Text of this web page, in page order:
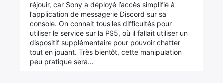
réjouir, car Sony a déployé l’accès simplifié à
l’application de messagerie Discord sur sa
console. On connait tous les difficultés pour
utiliser le service sur la PS5, où il fallait utiliser un
dispositif supplémentaire pour pouvoir chatter
tout en jouant. Très bientôt, cette manipulation
peu pratique sera…